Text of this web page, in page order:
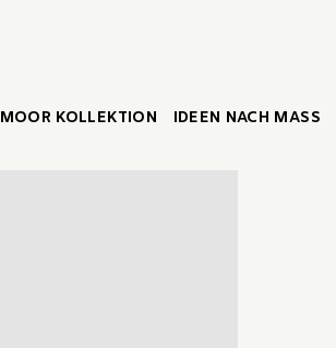
MOOR KOLLEKTION IDEEN NACH MASS